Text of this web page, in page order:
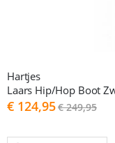
Hartjes
Laars Hip/Hop Boot
As
low
€ 124,95€ 249,95